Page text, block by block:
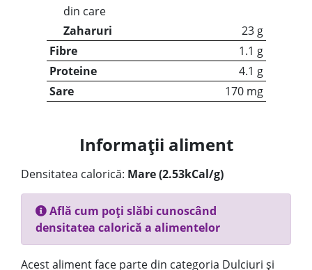
din care
Zaharuri
23 g
Fibre
1.1 g
Proteine
4.1 g
Sare
170 mg
Informații aliment
Densitatea calorică: Mare (2.53kCal/g)
Află cum poți slăbi cunoscând
densitatea calorică a alimentelor
Acest aliment face parte din categoria Dulciuri și